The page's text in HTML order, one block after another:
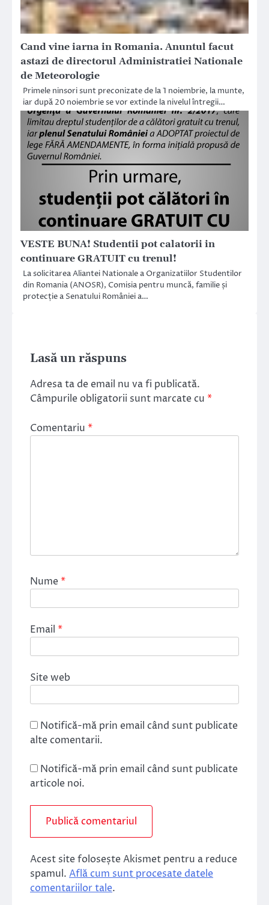
Cand vine iarna in Romania. Anuntul facut
astazi de directorul Administratiei Nationale
de Meteorologie
Primele ninsori sunt preconizate de la 1 noiembrie, la munte,
iar după 20 noiembrie se vor extinde la nivelul întregii…
VESTE BUNA! Studentii pot calatorii in
continuare GRATUIT cu trenul!
La solicitarea Aliantei Nationale a Organizatiilor Studentilor
din Romania (ANOSR), Comisia pentru muncă, familie și
protecție a Senatului României a…
Lasă un răspuns
Adresa ta de email nu va fi publicată.
Câmpurile obligatorii sunt marcate cu *
Comentariu *
Nume*
Email *
Site web
Notifică-mă prin email când sunt publicate
alte comentarii.
Notifică-mă prin email când sunt publicate
articole noi.
Acest site folosește Akismet pentru a reduce
spamul. Află cum sunt procesate datele
comentariilor tale.